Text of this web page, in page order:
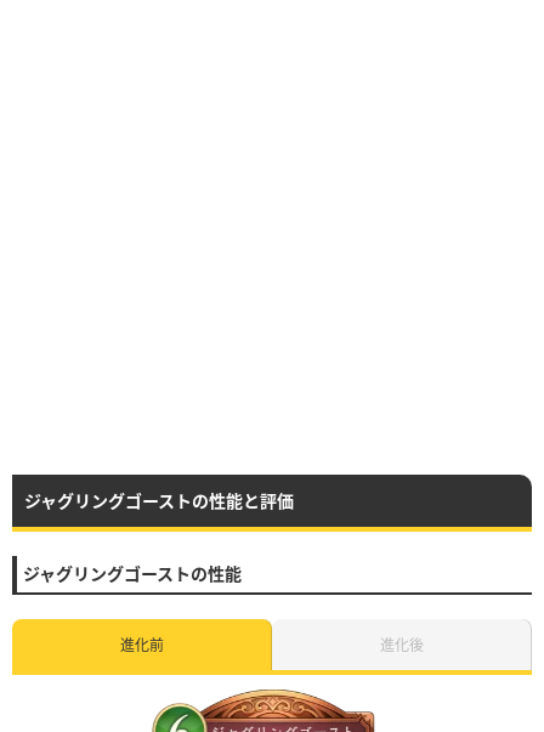
ジャグリングゴーストの性能と評価
ジャグリングゴーストの性能
進化前 進化後